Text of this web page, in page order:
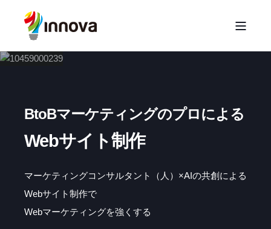
BtoBマーケティングのプロによる
Webサイト制作
マーケティングコンサルタント（人）×AIの共創による
Webサイト制作で
Webマーケティングを強くする